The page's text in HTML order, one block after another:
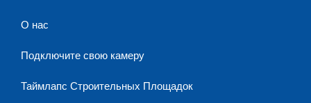
О нас
Подключите свою камеру
Таймлапс Строительных Площадок